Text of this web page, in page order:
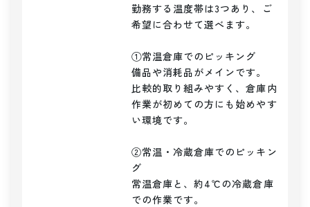
勤務する温度帯は3つあり、ご
希望に合わせて選べます。
①常温倉庫でのピッキング
備品や消耗品がメインです。
比較的取り組みやすく、倉庫内
作業が初めての方にも始めやす
い環境です。
②常温・冷蔵倉庫でのピッキン
グ
常温倉庫と、約4℃の冷蔵倉庫
での作業です。